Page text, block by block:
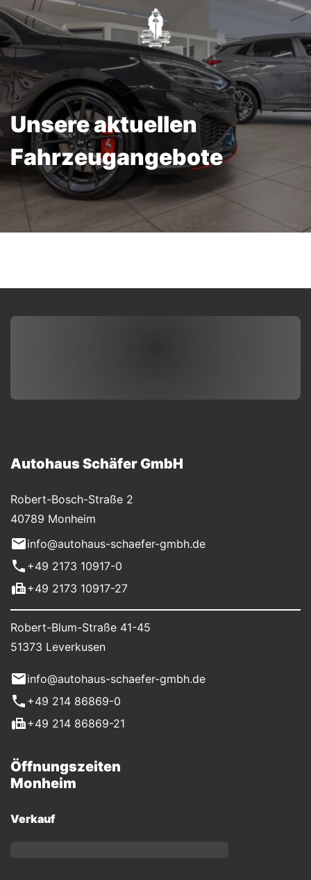
Unsere aktuellen
Fahrzeugangebote
Autohaus Schäfer GmbH
Robert-Bosch-Straße 2
40789 Monheim
info@autohaus-schaefer-gmbh.de
+49 2173 10917-0
+49 2173 10917-27
Robert-Blum-Straße 41-45
51373 Leverkusen
info@autohaus-schaefer-gmbh.de
+49 214 86869-0
+49 214 86869-21
Öffnungszeiten
Monheim
Verkauf